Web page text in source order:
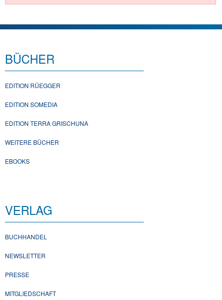
BÜCHER
EDITION RÜEGGER
EDITION SOMEDIA
EDITION TERRA GRISCHUNA
WEITERE BÜCHER
EBOOKS
VERLAG
BUCHHANDEL
NEWSLETTER
PRESSE
MITGLIEDSCHAFT